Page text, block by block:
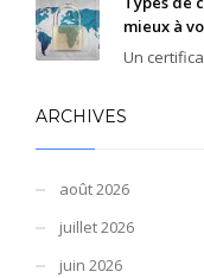
mieux à
Un
ARCHIVES
août 2026
juillet 2026
juin 2026